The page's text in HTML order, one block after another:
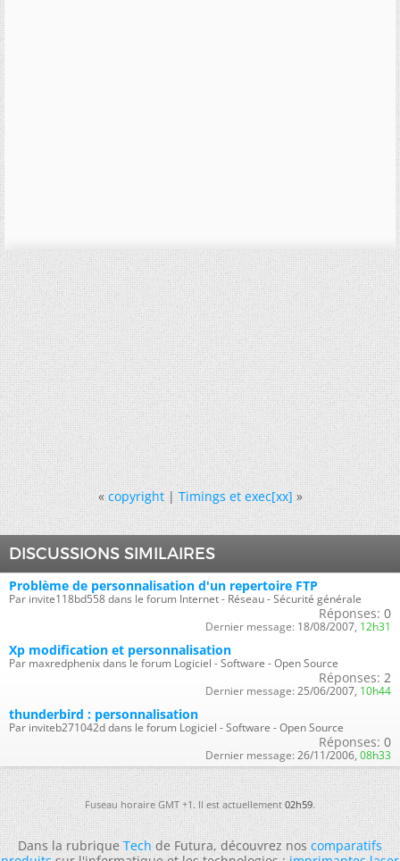
« copyright|Timings et exec[xx] »
DISCUSSIONS SIMILAIRES
Problème de personnalisation d'un repertoire FTP
Par invite118bd558 dans le forum Internet - Réseau - Sécurité générale
Réponses: 0
Dernier message: 18/08/2007, 12h31
Xp modification et personnalisation
Par maxredphenix dans le forum Logiciel - Software - Open Source
Réponses: 2
Dernier message: 25/06/2007, 10h44
thunderbird : personnalisation
Par inviteb271042d dans le forum Logiciel - Software - Open Source
Réponses: 0
Dernier message: 26/11/2006, 08h33
Fuseau horaire GMT +1. Il est actuellement02h59.
Dans la rubriqueTechde Futura, découvrez noscomparatifs